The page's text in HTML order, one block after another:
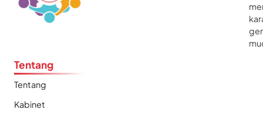
Tentang
Tentang
Kabinet